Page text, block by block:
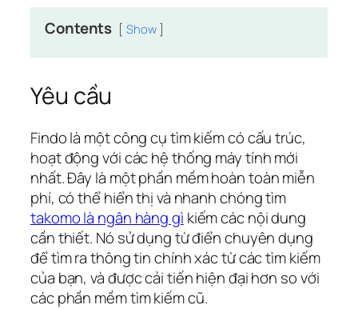
Contents Show
Yêu cầu
Findo là một công cụ tìm kiếm có cấu trúc,
hoạt động với các hệ thống máy tính mới
nhất.Đây là một phần mềm hoàn toàn miễn
phí, có thể hiển thị và nhanh chóng tìm
takomo là ngân hàng gì kiếm các nội dung
cần thiết. Nó sử dụng từ điển chuyên dụng
để tìm ra thông tin chính xác từ các tìm kiếm
của bạn, và được cải tiến hiện đại hơn so với
các phần mềm tìm kiếm cũ.